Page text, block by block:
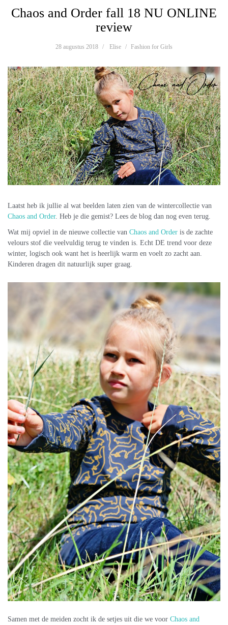
Chaos and Order fall 18 NU ONLINE
review
28 augustus 2018 Elise Fashion for Girls
Laatst heb ik jullie al wat beelden laten zien van de wintercollectie van
Chaos and Order. Heb je die gemist? Lees de blog dan nog even terug.
Wat mij opviel in de nieuwe collectie van Chaos and Order is de zachte
velours stof die veelvuldig terug te vinden is. Echt DE trend voor deze
winter, logisch ook want het is heerlijk warm en voelt zo zacht aan.
Kinderen dragen dit natuurlijk super graag.
Samen met de meiden zocht ik de setjes uit die we voor Chaos and